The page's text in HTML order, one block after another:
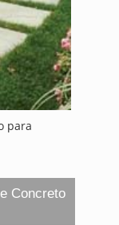
para
Concreto